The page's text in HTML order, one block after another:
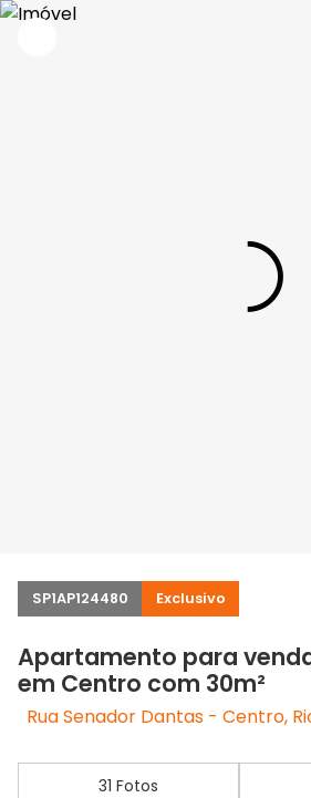
SP1AP124480 Exclusivo
Apartamento para
em Centro com 30m²
Rua Senador Dantas - Centro,
31 Fotos